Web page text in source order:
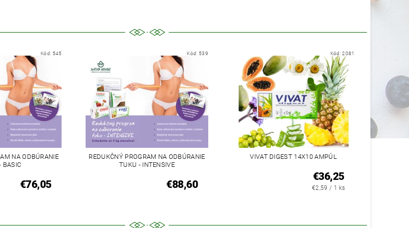
Kód: 545
NA ODBÚRANIE
BASIC
€76,05
Kód: 539
REDUKČNÝ PROGRAM NA ODBÚRANIE
TUKU - INTENSIVE
€88,60
Kód:2081
VIVAT DIGEST 14X10 AMPÚL
€36,25
€2,59 / 1 ks